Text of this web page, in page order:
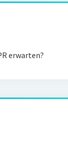
erwarten?